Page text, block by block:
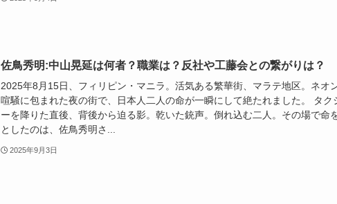
佐鳥秀明:中山晃延は何者？職業は？反社や工藤会との繋がりは？
2025年8月15日、フィリピン・マニラ。活気ある繁華街、マラテ地区。ネオ
喧騒に包まれた夜の街で、日本人二人の命が一瞬にして絶たれました。 タク
ーを降りた直後、背後から迫る影。乾いた銃声。倒れ込む二人。その場で命
としたのは、佐鳥秀明さ...
2025年9月3日